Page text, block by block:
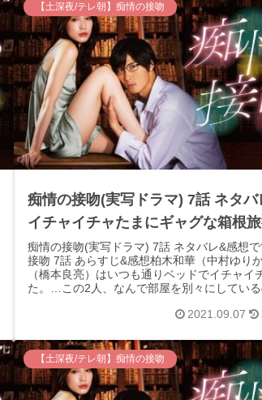
【土深夜/テレ朝】痴情の接吻
痴情の接吻(実写ドラマ) 7話 ネタ
イチャイチャたまにギャグな箱根旅
痴情の接吻(実写ドラマ) 7話 ネタバレ&感想
接吻 7話 あらすじ&感想柏木和華（中村ゆり
（橋本良亮）はいつも通りベッドでイチャイ
た。…この2人、なんで部屋を別々にしている
2021.09.07
【土深夜/テレ朝】痴情の接吻